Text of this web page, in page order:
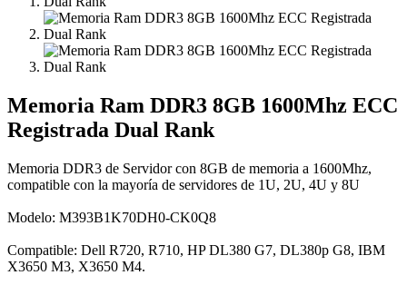
Memoria Ram DDR3 8GB 1600Mhz ECC
Registrada Dual Rank
Memoria DDR3 de Servidor con 8GB de memoria a 1600Mhz,
compatible con la mayoría de servidores de 1U, 2U, 4U y 8U
Modelo: M393B1K70DH0-CK0Q8
Compatible: Dell R720, R710, HP DL380 G7, DL380p G8, IBM
X3650 M3, X3650 M4.